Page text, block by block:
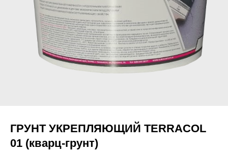
ГРУНТ УКРЕПЛЯЮЩИЙ TERRACOL
01 (кварц-грунт)